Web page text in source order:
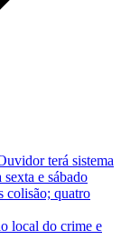
terá sistema
sexta e sábado
colisão; quatro
local do crime e